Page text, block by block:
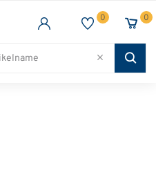
0 0